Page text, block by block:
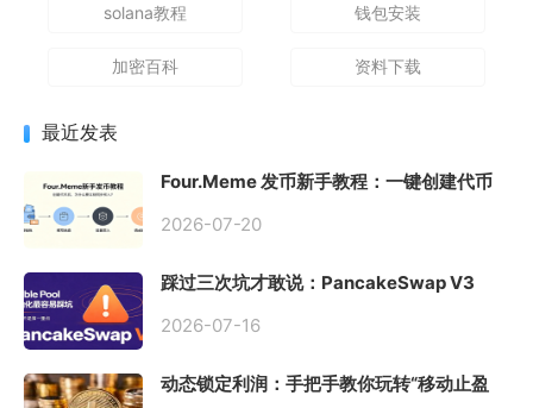
solana教程 钱包安装
加密百科 资料下载
最近发表
Four.Meme 发币新手教程：一键创建代币
2026-07-20
踩过三次坑才敢说：PancakeSwap V3
初始化
2026-07-16
动态锁定利润：手把手教你玩转“移动止盈